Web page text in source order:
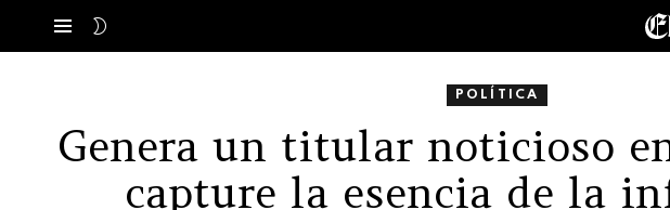
POLÍTICA
Genera un titular noticioso
capture la esencia de la